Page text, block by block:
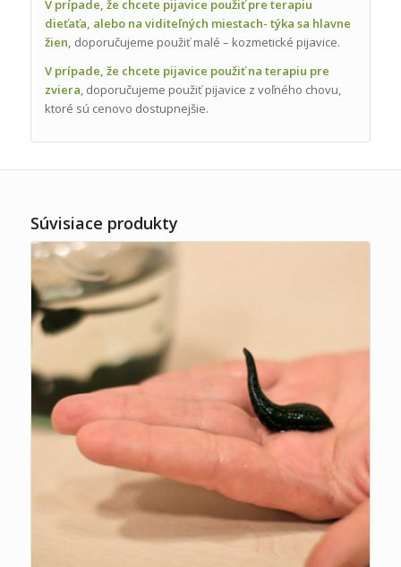
V prípade, že chcete pijavice použiť pre terapiu
dieťaťa, alebo na viditeľných miestach- týka sa hlavne
žien, doporučujeme použiť malé – kozmetické pijavice.
V prípade, že chcete pijavice použiť na terapiu pre
zviera, doporučujeme použiť pijavice z voľného chovu,
ktoré sú cenovo dostupnejšie.
Súvisiace produkty